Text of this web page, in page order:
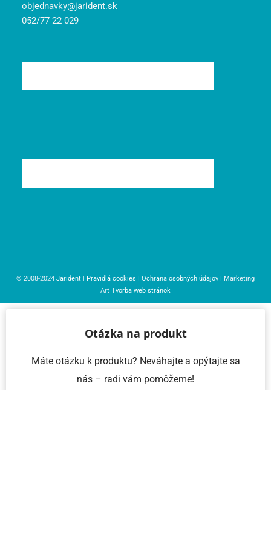
objednavky@jarident.sk
052/77 22 029
© 2008-2024 Jarident | Pravidlá cookies | Ochrana osobných údajov | Marketing
Art Tvorba web stránok
Otázka na produkt
Máte otázku k produktu? Neváhajte a opýtajte sa
nás – radi vám pomôžeme!